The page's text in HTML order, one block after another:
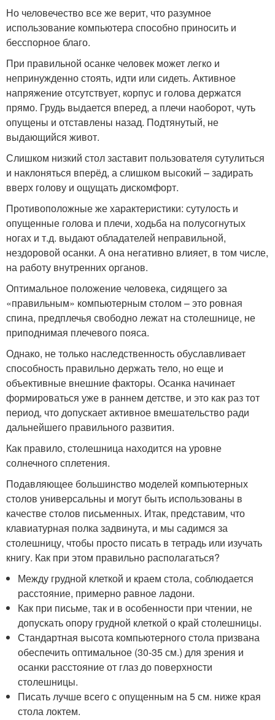
Но человечество все же верит, что разумное
использование компьютера способно приносить и
бесспорное благо.
При правильной осанке человек может легко и
непринужденно стоять, идти или сидеть. Активное
напряжение отсутствует, корпус и голова держатся
прямо. Грудь выдается вперед, а плечи наоборот, чуть
опущены и отставлены назад. Подтянутый, не
выдающийся живот.
Слишком низкий стол заставит пользователя сутулиться
и наклоняться вперёд, а слишком высокий – задирать
вверх голову и ощущать дискомфорт.
Противоположные же характеристики: сутулость и
опущенные голова и плечи, ходьба на полусогнутых
ногах и т.д. выдают обладателей неправильной,
нездоровой осанки. А она негативно влияет, в том числе,
на работу внутренних органов.
Оптимальное положение человека, сидящего за
«правильным» компьютерным столом – это ровная
спина, предплечья свободно лежат на столешнице, не
приподнимая плечевого пояса.
Однако, не только наследственность обуславливает
способность правильно держать тело, но еще и
объективные внешние факторы. Осанка начинает
формироваться уже в раннем детстве, и это как раз тот
период, что допускает активное вмешательство ради
дальнейшего правильного развития.
Как правило, столешница находится на уровне
солнечного сплетения.
Подавляющее большинство моделей компьютерных
столов универсальны и могут быть использованы в
качестве столов письменных. Итак, представим, что
клавиатурная полка задвинута, и мы садимся за
столешницу, чтобы просто писать в тетрадь или изучать
книгу. Как при этом правильно располагаться?
Между грудной клеткой и краем стола, соблюдается
расстояние, примерно равное ладони.
Как при письме, так и в особенности при чтении, не
допускать опору грудной клеткой о край столешницы.
Стандартная высота компьютерного стола призвана
обеспечить оптимальное (30-35 см.) для зрения и
осанки расстояние от глаз до поверхности
столешницы.
Писать лучше всего с опущенным на 5 см. ниже края
стола локтем.